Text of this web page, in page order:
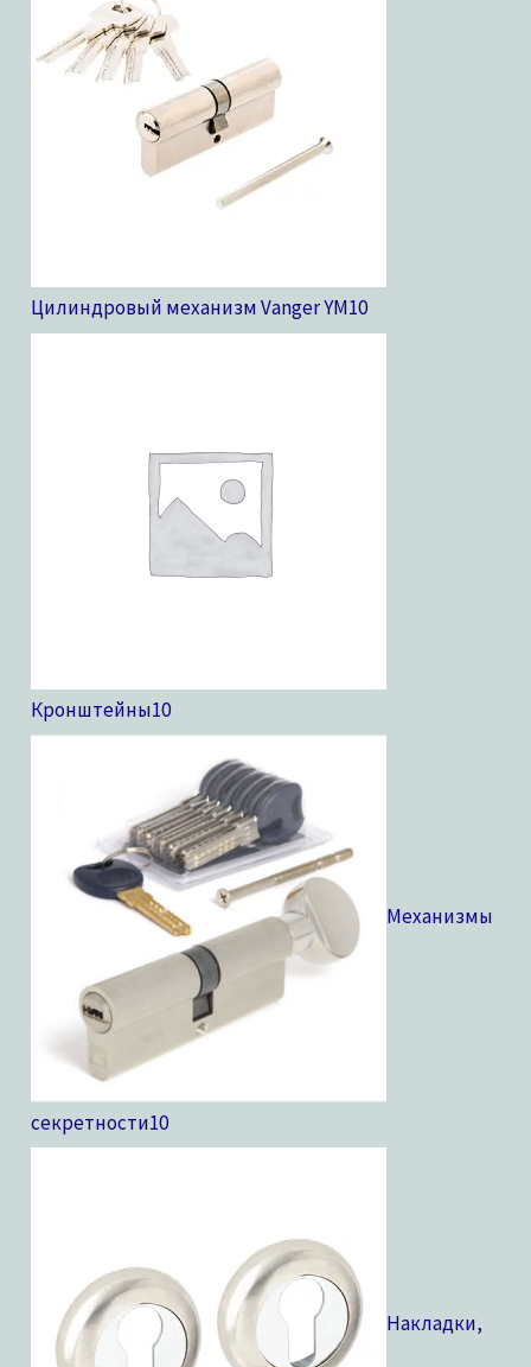
Цилиндровый механизм Vanger YM10
Кронштейны10
Механизмы
секретности10
Накладки,